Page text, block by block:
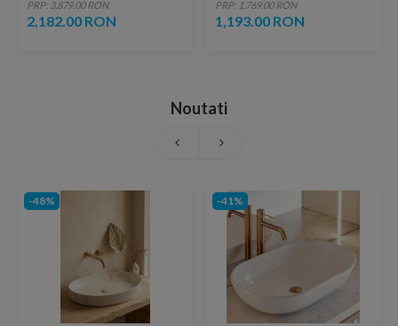
crom
PRP: 3,879.00 RON
2,182.00 RON
PRP: 1,769.00 RON
1,193.00 RON
Noutati
-48% -41%